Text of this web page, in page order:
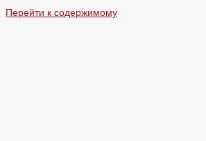
Перейти к содержимому